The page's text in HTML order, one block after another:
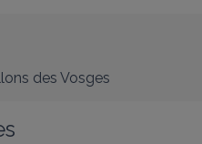
des Vosges